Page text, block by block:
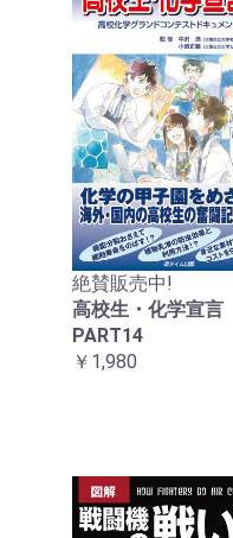
絶賛販売中!
高校生・化学宣言
PART14
￥1,980